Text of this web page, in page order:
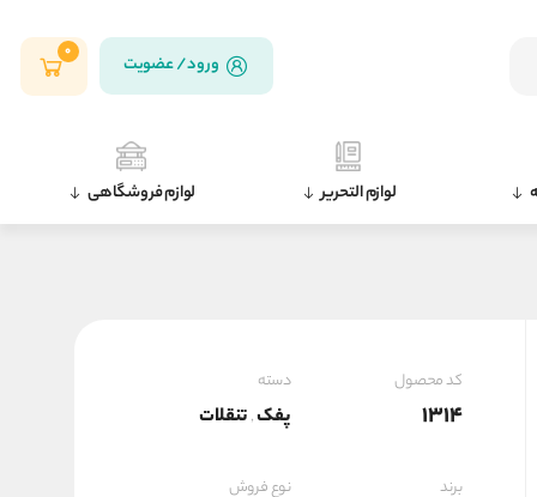
ورود / عضویت
0
لوازم التحریر لوازم فروشگاهی
کد محصول
1314
دسته
پفک,تنقلات
برند نوع فروش